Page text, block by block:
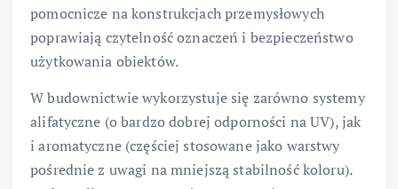
pomocnicze na konstrukcjach przemysłowych
poprawiają czytelność oznaczeń i bezpieczeństwo
użytkowania obiektów.
W budownictwie wykorzystuje się zarówno systemy
alifatyczne (o bardzo dobrej odporności na UV), jak
i aromatyczne (częściej stosowane jako warstwy
pośrednie z uwagi na mniejszą stabilność koloru).